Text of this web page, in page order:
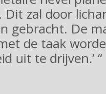
zal door
gebracht. De
de taak
uit te drijven.’ “